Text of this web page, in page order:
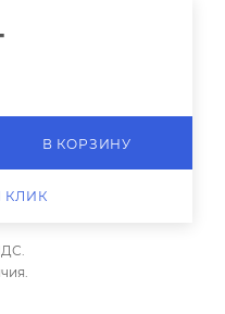
В КОРЗИНУ
КЛИК